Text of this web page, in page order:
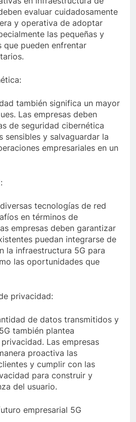
evaluar cuidadosamente
y operativa de adoptar
las pequeñas y
que pueden enfrentar
también significa un mayor
Las empresas deben
de seguridad cibernética
sensibles y salvaguardar la
empresariales en un
tecnologías de red
en términos de
empresas deben garantizar
puedan integrarse de
la infraestructura 5G para
las oportunidades que
privacidad:
de datos transmitidos y
también plantea
Las empresas
proactiva las
y cumplir con las
para construir y
del usuario.
empresarial 5G